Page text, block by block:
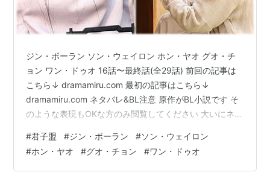
ジン・ボーラン ソン・ウェイロン ホン・ヤオ グオ・チ
ョン ワン・ドゥオ 16話〜最終話(全29話) 前回の記事は
こちら↓ dramamiru.com 最初の記事はこちら↓
dramamiru.com ネタバレ&BL注意 原作がBL小説です そ
のような表現もOKな方のみ閲覧してください 大いにネタ
よりはチームもの……かなぁ。 はっきりとしたカップル
感はないねぇ。 編集で薄めたのかもしれない。 何しろバ
ツだったものが急にOKになったわけだから、許可降りた
#君子盟 #ジン・ボーラン #ソン・ウェイロン
#ホン・ヤオ #グオ・チョン #ワン・ドゥオ